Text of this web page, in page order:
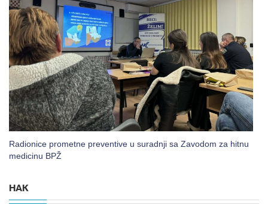
Radionice prometne preventive u suradnji sa Zavodom za hitnu
medicinu BPŽ
HAK